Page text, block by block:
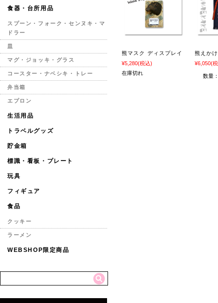
熊マスク ディスプレイ
¥5,280(税込)
在庫切れ
熊えか
¥6,050(
数量
食器・台所用品
スプーン・フォーク・センヌキ・マ
ドラー
マグ・ジョッキ・グラス
コースター・ナベシキ・トレー
弁当箱
エプロン
生活用品
トラベルグッズ
貯金箱
標識・看板・プレート
玩具
フィギュア
食品
クッキー
ラーメン
WEBSHOP限定商品